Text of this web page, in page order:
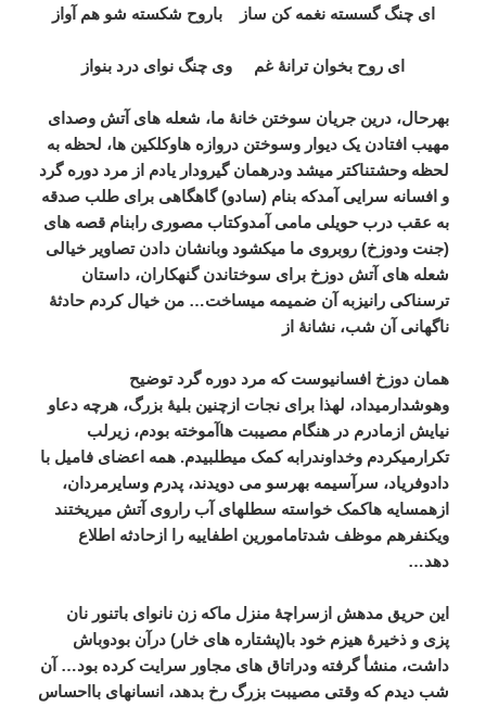
ای چنگ گسسته نغمه کن ساز باروح شکسته شو هم آواز
ای روح بخوان ترانۀ غم وی چنگ نوای درد بنواز
بهرحال، درین جریان سوختن خانۀ ما، شعله های آتش وصدای
مهیب افتادن یک دیوار وسوختن دروازه هاوکلکین ها، لحظه به
لحظه وحشتناکتر میشد ودرهمان گیرودار یادم از مرد دوره گرد
و افسانه سرایی آمدکه بنام (سادو) گاهگاهی برای طلب صدقه
به عقب درب حویلی مامی آمدوکتاب مصوری رابنام قصه های
(جنت ودوزخ) روبروی ما میکشود وبانشان دادن تصاویر خیالی
شعله های آتش دوزخ برای سوختاندن گنهکاران، داستان
ترسناکی رانیزبه آن ضمیمه میساخت… من خیال کردم حادثۀ
ناگهانی آن شب، نشانۀ از
همان دوزخ افسانیوست که مرد دوره گرد توضیح
وهوشدارمیداد، لهذا برای نجات ازچنین بلیۀ بزرگ، هرچه دعاو
نیایش ازمادرم در هنگام مصیبت هاآموخته بودم، زیرلب
تکرارمیکردم وخداوندرابه کمک میطلبیدم. همه اعضای فامیل با
دادوفریاد، سرآسیمه بهرسو می دویدند، پدرم وسایرمردان،
ازهمسایه هاکمک خواسته سطلهای آب راروی آتش میریختند
ویکنفرهم موظف شدتامامورین اطفاییه را ازحادثه اطلاع
دهد…
این حریق مدهش ازسراچۀ منزل ماکه زن نانوای باتنور نان
پزی و ذخیرۀ هیزم خود با(پشتاره های خار) درآن بودوباش
داشت، منشأ گرفته ودراتاق های مجاور سرایت کرده بود… آن
شب دیدم که وقتی مصیبت بزرگ رخ بدهد، انسانهای بااحساس